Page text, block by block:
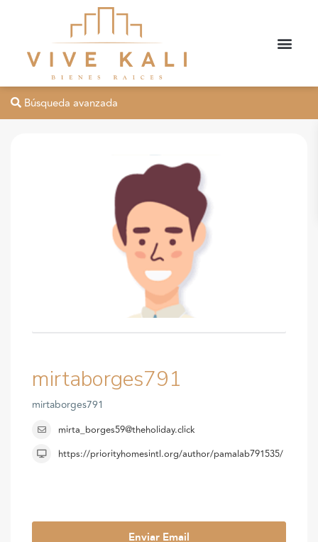
Búsqueda avanzada
mirtaborges791
mirtaborges791
mirta_borges59@theholiday.click
https://priorityhomesintl.org/author/pamalab791535/
Enviar Email